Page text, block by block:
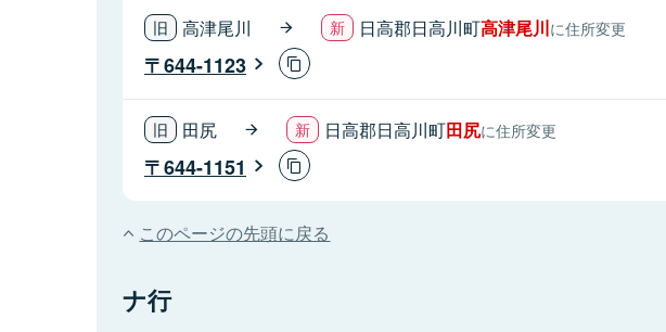
高津尾川 日高郡日高川町高津尾川に住所変更
644-1123
田尻 日高郡日高川町田尻に住所変更
644-1151
このページの先頭に戻る
ナ行